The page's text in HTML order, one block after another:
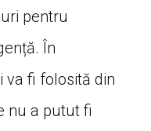
pentru
În
va fi folosită din
nu a putut fi